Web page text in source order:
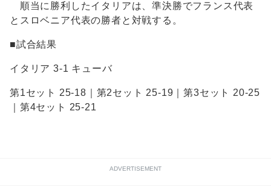
順当に勝利したイタリアは、準決勝でフランス代表
とスロベニア代表の勝者と対戦する。
■試合結果
イタリア 3-1 キューバ
第1セット 25-18｜第2セット 25-19｜第3セット 20-25
｜第4セット 25-21
ADVERTISEMENT